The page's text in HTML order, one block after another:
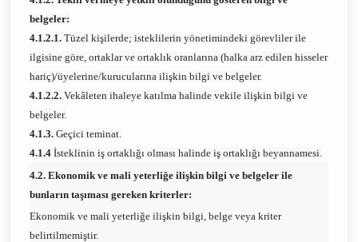
belgeler:
4.1.2.1. Tüzel kişilerde; isteklilerin yönetimindeki görevliler ile
ilgisine göre, ortaklar ve ortaklık oranlarına (halka arz edilen hisseler
hariç)/üyelerine/kurucularına ilişkin bilgi ve belgeler.
4.1.2.2. Vekâleten ihaleye katılma halinde vekile ilişkin bilgi ve
belgeler.
4.1.3. Geçici teminat.
4.1.4 İsteklinin iş ortaklığı olması halinde iş ortaklığı beyannamesi.
4.2. Ekonomik ve mali yeterliğe ilişkin bilgi ve belgeler ile
bunların taşıması gereken kriterler:
Ekonomik ve mali yeterliğe ilişkin bilgi, belge veya kriter
belirtilmemiştir.